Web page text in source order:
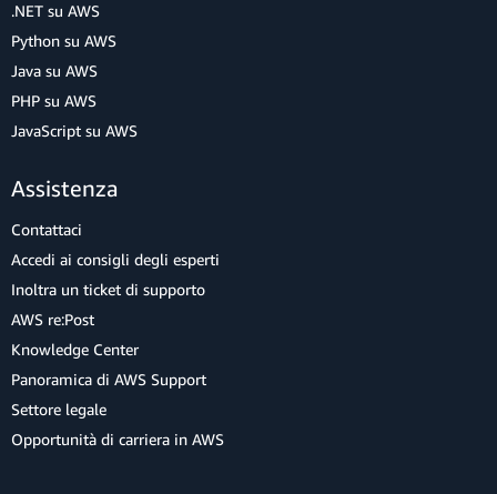
.NET su AWS
Python su AWS
Java su AWS
PHP su AWS
JavaScript su AWS
Assistenza
Contattaci
Accedi ai consigli degli esperti
Inoltra un ticket di supporto
AWS re:Post
Knowledge Center
Panoramica di AWS Support
Settore legale
Opportunità di carriera in AWS